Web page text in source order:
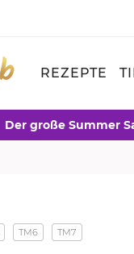
REZEPTE
Der große Summer
TM6 TM7